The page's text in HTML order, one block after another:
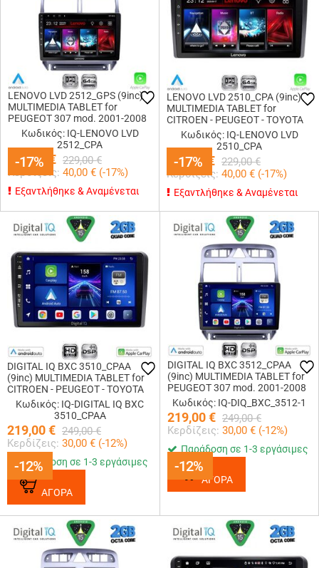
-17%
LENOVO LVD 2512_GPS (9inc)
MULTIMEDIA TABLET for
PEUGEOT 307 mod. 2001-2008
Κωδικός: IQ-LENOVO LVD
2512_CPA
189,00 € 229,00 €
Κερδίζεις: 40,00 € (-17%)
-17%
Εξαντλήθηκε & Αναμένεται
-17%
LENOVO LVD 2510_CPA (9inc)
MULTIMEDIA TABLET for
CITROEN - PEUGEOT - TOYOTA
Κωδικός: IQ-LENOVO LVD
2510_CPA
189,00 € 229,00 €
Κερδίζεις: 40,00 € (-17%)
-17%
Εξαντλήθηκε & Αναμένεται
-12%
DIGITAL IQ BXC 3510_CPAA
(9inc) MULTIMEDIA TABLET for
CITROEN - PEUGEOT - TOYOTA
Κωδικός: IQ-DIGITAL IQ BXC
3510_CPAA
219,00€ 249,00 €
Κερδίζεις: 30,00 € (-12%)
-12%
Παράδοση σε 1-3 εργάσιμες
ΑΓΟΡΑ
-12%
DIGITAL IQ BXC 3512_CPAA
(9inc) MULTIMEDIA TABLET for
PEUGEOT 307 mod. 2001-2008
Κωδικός: IQ-DIQ_BXC_3512-1
219,00€ 249,00 €
Κερδίζεις: 30,00 € (-12%)
-12%
Παράδοση σε 1-3 εργάσιμες
ΑΓΟΡΑ